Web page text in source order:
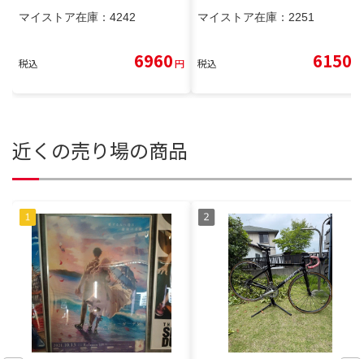
マイストア在庫： 4242
税込 6960円
マイストア在庫： 2251
税込 6150
近くの売り場の商品